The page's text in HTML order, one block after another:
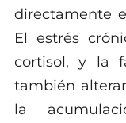
directamente
El estrés
cortisol, y la
también
la